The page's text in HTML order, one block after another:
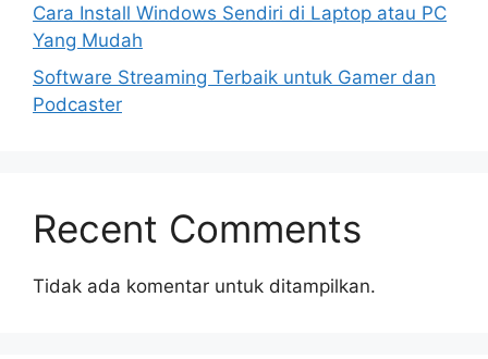
Cara Install Windows Sendiri di Laptop atau PC
Yang Mudah
Software Streaming Terbaik untuk Gamer dan
Podcaster
Recent Comments
Tidak ada komentar untuk ditampilkan.